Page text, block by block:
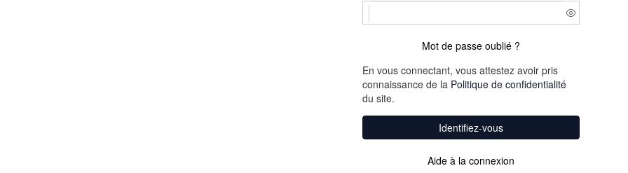
Mot de passe oublié ?
En vous connectant, vous attestez avoir pris
connaissance de la Politique de confidentialité
du site.
Identifiez-vous
Aide à la connexion